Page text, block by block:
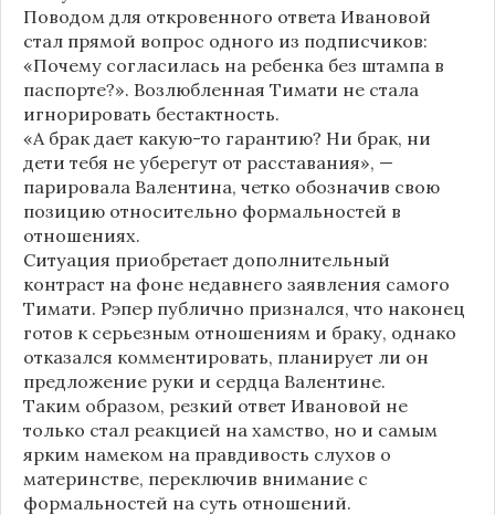
Поводом для откровенного ответа Ивановой
стал прямой вопрос одного из подписчиков:
«Почему согласилась на ребенка без штампа в
паспорте?». Возлюбленная Тимати не стала
игнорировать бестактность.
«А брак дает какую-то гарантию? Ни брак, ни
дети тебя не уберегут от расставания», —
парировала Валентина, четко обозначив свою
позицию относительно формальностей в
отношениях.
Ситуация приобретает дополнительный
контраст на фоне недавнего заявления самого
Тимати. Рэпер публично признался, что наконец
готов к серьезным отношениям и браку, однако
отказался комментировать, планирует ли он
предложение руки и сердца Валентине.
Таким образом, резкий ответ Ивановой не
только стал реакцией на хамство, но и самым
ярким намеком на правдивость слухов о
материнстве, переключив внимание с
формальностей на суть отношений.